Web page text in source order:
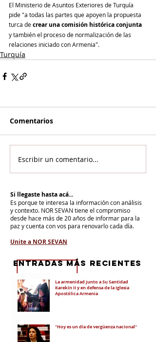
El Ministerio de Asuntos Exteriores de Turquía
pide "a todas las partes que apoyen la propuesta
turca de crear una comisión histórica conjunta
y también el proceso de normalización de las
relaciones iniciado con Armenia".
Turquía
Comentarios
Escribir un comentario...
Si llegaste hasta acá...
Es porque te interesa la información con análisis
y contexto. NOR SEVAN tiene el compromiso
desde hace más de 20 años de informar para la
paz y cuenta con vos para renovarlo cada día.
Unite a NOR SEVAN
La armenidad junto a Su Santidad
Karekín II y en defensa de la Iglesia
Apostólica Armenia
"Hoy es un día de vergüenza nacional"
eNTRADAS MÁS RECIENTES